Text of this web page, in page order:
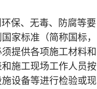
保、无毒、防腐等要
家标准（简称国标，
提供各项施工材料和
施工现场工作人员按
设备等进行检验或现